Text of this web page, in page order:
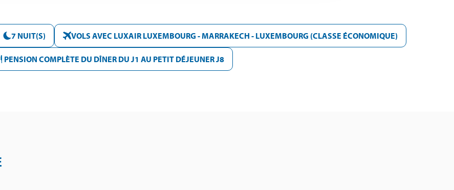
7 NUIT(S) VOLS AVEC LUXAIR LUXEMBOURG - MARRAKECH - LUXEMBOURG (CLASSE ÉCONOMIQUE)
PENSION COMPLÈTE DU DÎNER DU J1 AU PETIT DÉJEUNER J8